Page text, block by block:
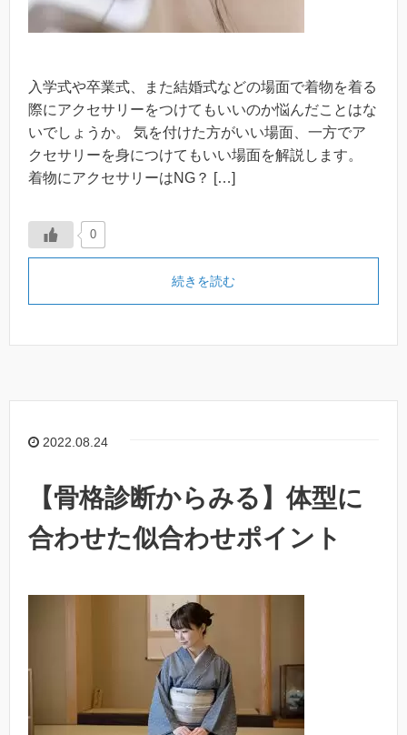
入学式や卒業式、また結婚式などの場面で着物を着る
際にアクセサリーをつけてもいいのか悩んだことはな
いでしょうか。 気を付けた方がいい場面、一方でア
クセサリーを身につけてもいい場面を解説します。
着物にアクセサリーはNG？ […]
0
続きを読む
2022.08.24
【骨格診断からみる】体型に
合わせた似合わせポイント